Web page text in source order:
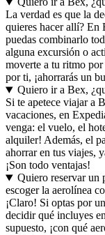
La verdad es que la
quieres hacer allí? En
puedas combinarlo
alguna excursión o
moverte a tu ritmo
por ti, ¡ahorrarás un
Quiero ir a Bex,
Si te apetece viajar a
vacaciones, en
venga: el vuelo, el
alquiler! Además, el
ahorrar en tus viajes,
¡Son todo ventajas!
Quiero reservar un
escoger la aerolínea
¡Claro! Si optas por
decidir qué incluyes
supuesto, ¡con qué